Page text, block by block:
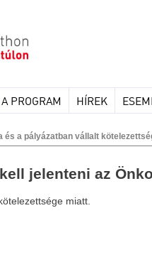
A PROGRAM HÍREK
és a pályázatban vállalt
jelenteni az
miatt.